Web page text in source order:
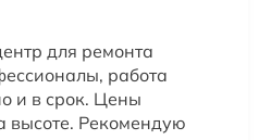
для ремонта
работа
и в срок. Цены
высоте. Рекомендую